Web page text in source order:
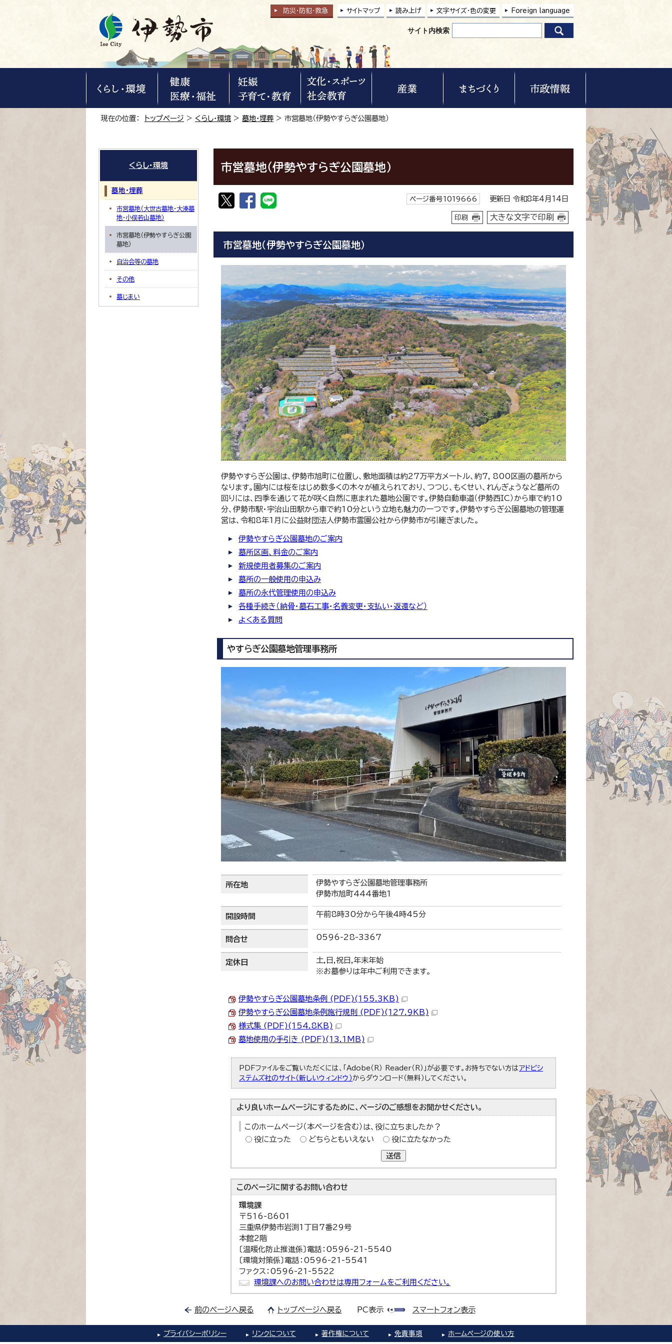
防災・防犯・救急 サイトマップ 読み上げ 文字サイズ・色の変更 Foreign language
サイト内検索
現在の位置： トップページ > くらし・環境 > 墓地・埋葬 > 市営墓地（伊勢やすらぎ公園墓地）
市営墓地（伊勢やすらぎ公園墓地）
ページ番号1019666 更新日 令和8年4月14日
印刷 大きな文字で印刷
市営墓地（伊勢やすらぎ公園墓地）
伊勢やすらぎ公園は、伊勢市旭町に位置し、敷地面積は約27万平方メートル、約7，800区画の墓所から
なります。園内には桜をはじめ数多くの木々が植えられており、つつじ、もくせい、れんぎょうなど墓所の
回りには、四季を通じて花が咲く自然に恵まれた墓地公園です。伊勢自動車道（伊勢西IC）から車で約10
分、伊勢市駅・宇治山田駅から車で約10分という立地も魅力の一つです。伊勢やすらぎ公園墓地の管理運
営は、令和8年1月に公益財団法人伊勢市霊園公社から伊勢市が引継ぎました。
伊勢やすらぎ公園墓地のご案内
墓所区画、料金のご案内
新規使用者募集のご案内
墓所の一般使用の申込み
墓所の永代管理使用の申込み
各種手続き（納骨・墓石工事・名義変更・支払い・返還など）
よくある質問
やすらぎ公園墓地管理事務所
所在地
伊勢やすらぎ公園墓地管理事務所
伊勢市旭町444番地1
開設時間 午前8時30分から午後4時45分
問合せ 0596-28-3367
定休日
土,日,祝日,年末年始
※お墓参りは年中ご利用できます。
伊勢やすらぎ公園墓地条例 (PDF)(155.3KB)
伊勢やすらぎ公園墓地条例施行規則 (PDF)(127.9KB)
様式集 (PDF)(154.8KB)
墓地使用の手引き (PDF)(13.1MB)
PDFファイルをご覧いただくには、「Adobe（R） Reader（R）」が必要です。お持ちでない方はアドビシ
ステムズ社のサイト（新しいウィンドウ） からダウンロード（無料）してください。
より良いホームページにするために、ページのご感想をお聞かせください。
このホームページ（本ページを含む）は、役に立ちましたか？
役に立った
どちらともいえない 役に立たなかった
送信
このページに関するお問い合わせ
環境課
〒516-8601
三重県伊勢市岩渕1丁目7番29号
本館2階
〔温暖化防止推進係〕電話：0596-21-5540
〔環境対策係〕電話：0596-21-5541
ファクス：0596-21-5522
環境課へのお問い合わせは専用フォームをご利用ください。
くらし・環境
墓地・埋葬
市営墓地（大世古墓地・大湊墓
地・小俣若山墓地）
市営墓地（伊勢やすらぎ公園
墓地）
自治会等の墓地
その他
墓じまい
前のページへ戻る トップページへ戻る PC表示 スマートフォン表示
プライバシーポリシー リンクについて 著作権について 免責事項 ホームページの使い方